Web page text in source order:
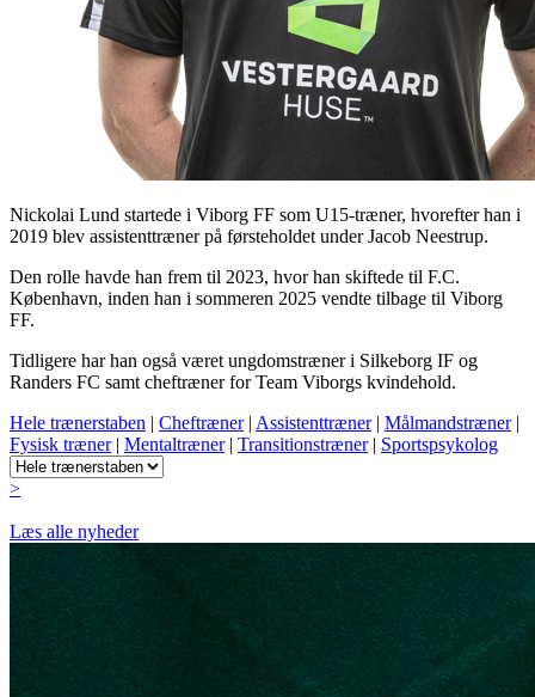
Nickolai Lund startede i Viborg FF som U15-træner, hvorefter han i
2019 blev assistenttræner på førsteholdet under Jacob Neestrup.
Den rolle havde han frem til 2023, hvor han skiftede til F.C.
København, inden han i sommeren 2025 vendte tilbage til Viborg
FF.
Tidligere har han også været ungdomstræner i Silkeborg IF og
Randers FC samt cheftræner for Team Viborgs kvindehold.
Hele trænerstaben | Cheftræner| Assistenttræner| Målmandstræner|
Fysisk træner| Mentaltræner| Transitionstræner| Sportspsykolog
>
Læs alle nyheder